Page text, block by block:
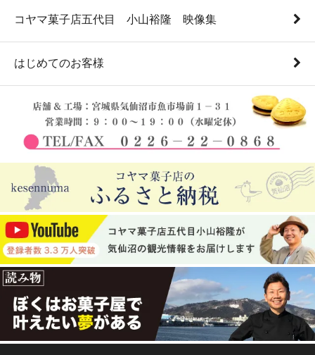
コヤマ菓子店五代目 小山裕隆 映像集
はじめてのお客様